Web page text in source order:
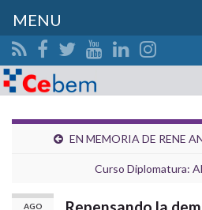
Search for:
EN MEMORIA DE RENE
Curso Diplomatura:
AGO
MENU